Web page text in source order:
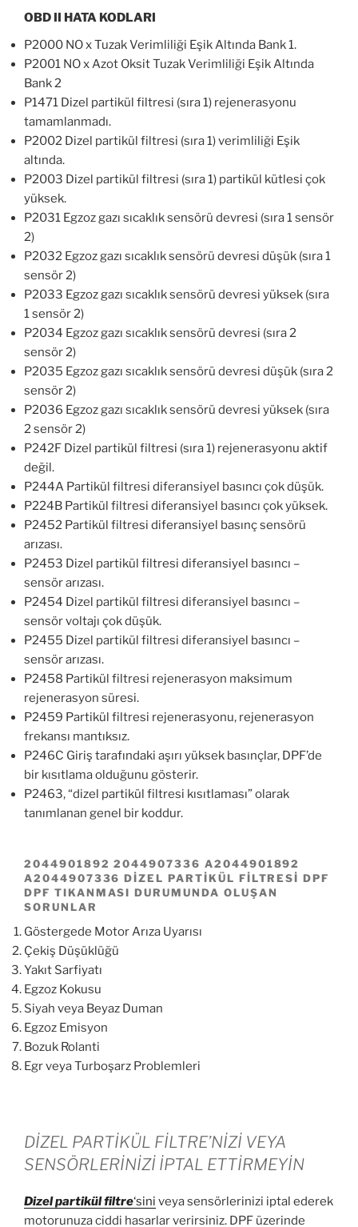
OBD II HATA KODLARI
P2000 NO x Tuzak Verimliliği Eşik Altında Bank 1.
P2001 NO x Azot Oksit Tuzak Verimliliği Eşik Altında
Bank 2
P1471 Dizel partikül filtresi (sıra 1) rejenerasyonu
tamamlanmadı.
P2002 Dizel partikül filtresi (sıra 1) verimliliği Eşik
altında.
P2003 Dizel partikül filtresi (sıra 1) partikül kütlesi çok
yüksek.
P2031 Egzoz gazı sıcaklık sensörü devresi (sıra 1 sensör
2)
P2032 Egzoz gazı sıcaklık sensörü devresi düşük (sıra 1
sensör 2)
P2033 Egzoz gazı sıcaklık sensörü devresi yüksek (sıra
1 sensör 2)
P2034 Egzoz gazı sıcaklık sensörü devresi (sıra 2
sensör 2)
P2035 Egzoz gazı sıcaklık sensörü devresi düşük (sıra 2
sensör 2)
P2036 Egzoz gazı sıcaklık sensörü devresi yüksek (sıra
2 sensör 2)
P242F Dizel partikül filtresi (sıra 1) rejenerasyonu aktif
değil.
P244A Partikül filtresi diferansiyel basıncı çok düşük.
P224B Partikül filtresi diferansiyel basıncı çok yüksek.
P2452 Partikül filtresi diferansiyel basınç sensörü
arızası.
P2453 Dizel partikül filtresi diferansiyel basıncı –
sensör arızası.
P2454 Dizel partikül filtresi diferansiyel basıncı –
sensör voltajı çok düşük.
P2455 Dizel partikül filtresi diferansiyel basıncı –
sensör arızası.
P2458 Partikül filtresi rejenerasyon maksimum
rejenerasyon süresi.
P2459 Partikül filtresi rejenerasyonu, rejenerasyon
frekansı mantıksız.
P246C Giriş tarafındaki aşırı yüksek basınçlar, DPF’de
bir kısıtlama olduğunu gösterir.
P2463, “dizel partikül filtresi kısıtlaması” olarak
tanımlanan genel bir koddur.
2044901892 2044907336 A2044901892
A2044907336 DIZEL PARTIKÜL FILTRESI DPF
DPF TIKANMASI DURUMUNDA OLUŞAN
SORUNLAR
Göstergede Motor Arıza Uyarısı
Çekiş Düşüklüğü
Yakıt Sarfiyatı
Egzoz Kokusu
Siyah veya Beyaz Duman
Egzoz Emisyon
Bozuk Rolanti
Egr veya Turboşarz Problemleri
DİZEL PARTİKÜL FİLTRE’NİZİ VEYA
SENSÖRLERİNİZİ İPTAL ETTİRMEYİN
Dizel partikülfiltre‘sini veya sensörlerinizi iptal ederek
motorunuza ciddi hasarlar verirsiniz. DPF üzerinde